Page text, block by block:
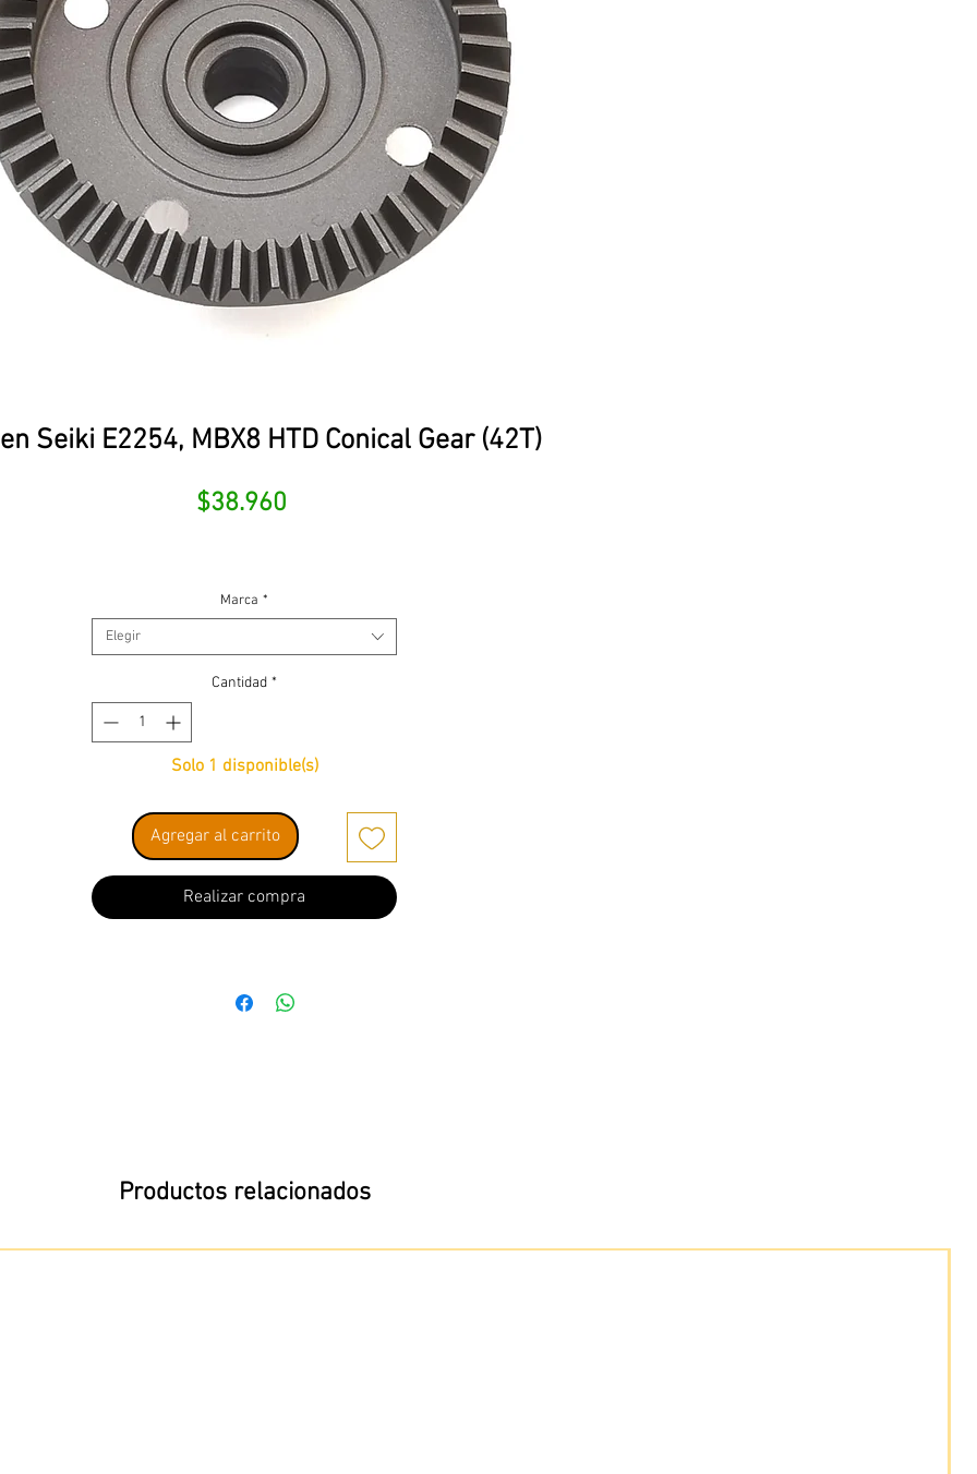
Seiki E2254, MBX8 HTD Conical Gear (42T)
$38.960
Marca *
Elegir
Cantidad *
Solo 1 disponible(s)
Agregar al carrito
Realizar compra
Productos relacionados